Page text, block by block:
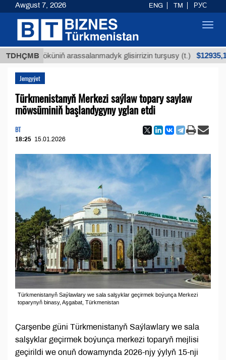
TDHÇMB
köküniň arassalanmadyk glisirrizin turşusy (t.) $12935,18
Jemgyýet
Türkmenistanyň Merkezi saýlaw topary saylaw
möwsüminiň başlandygyny yglan etdi
BT
18:25 15.01.2026
Türkmenistanyň Saýlawlary we sala salşyklar geçirmek boýunça Merkezi
toparynyň binasy, Aşgabat, Türkmenistan
Çarşenbe güni Türkmenistanyň Saýlawlary we sala
salşyklar geçirmek boýunça merkezi toparyň mejlisi
geçirildi we onuň dowamynda 2026-njy ýylyň 15-nji
Awgust 7, 2026 ENG TM РУС